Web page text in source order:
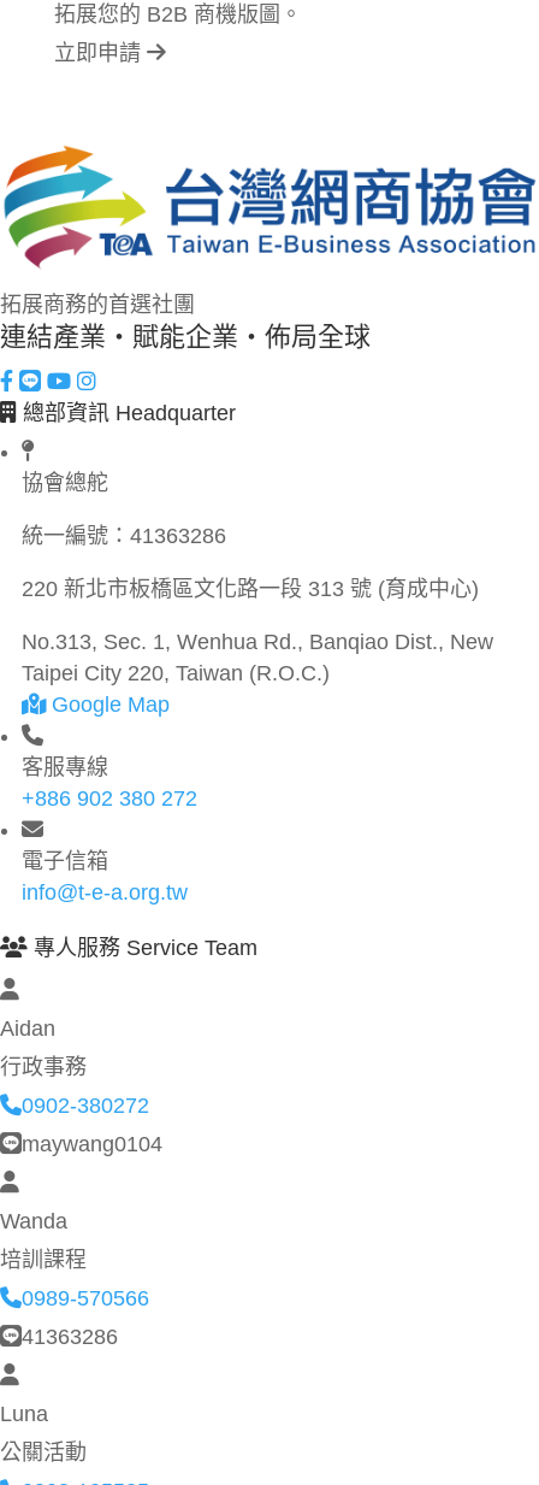
拓展您的 B2B 商機版圖。
立即申請
拓展商務的首選社團
連結產業・賦能企業・佈局全球
總部資訊 Headquarter
協會總舵
統一編號： 41363286
220 新北市板橋區文化路一段 313 號 (育成中心)
No.313, Sec. 1, Wenhua Rd., Banqiao Dist., New
Taipei City 220, Taiwan (R.O.C.)
Google Map
客服專線
+886 902 380 272
電子信箱
info@t-e-a.org.tw
專人服務 Service Team
Aidan
行政事務
0902-380272
maywang0104
Wanda
培訓課程
0989-570566
41363286
Luna
公關活動